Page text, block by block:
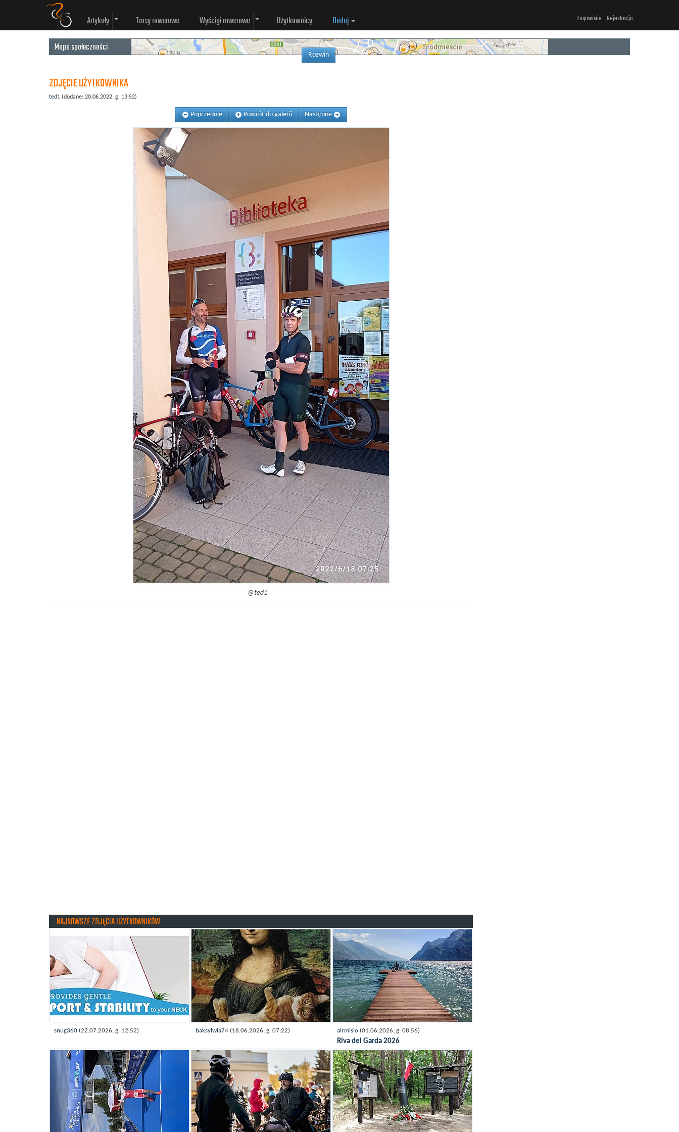
Logowanie Rejestracja
Artykuły Trasy rowerowe Wyścigi rowerowe Użytkownicy
Dodaj
Mapa społeczności
Rozwiń
ZDJĘCIE UŻYTKOWNIKA
ted1 (dodane: 20.06.2022, g. 13:52)
Poprzednie Powrót do galerii Następne
@ted1
NAJNOWSZE ZDJĘCIA UŻYTKOWNIKÓW
snug360 (22.07.2026, g. 12:52) baksylwia74 (18.06.2026, g. 07:22) airmisio (01.06.2026, g. 08:56)
Riva del Garda 2026